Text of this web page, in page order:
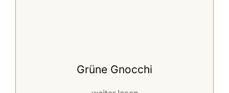
Grüne Gnocchi